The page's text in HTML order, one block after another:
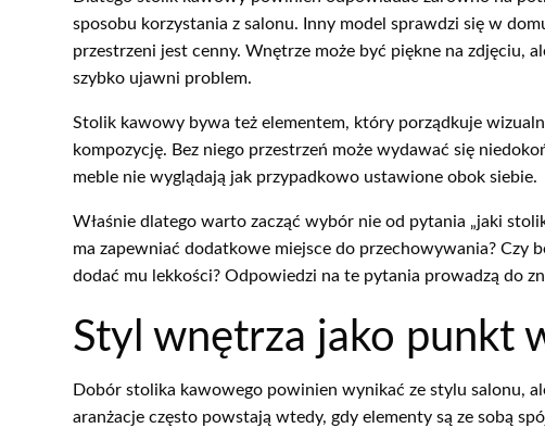
sposobu korzystania z salonu. Inny model sprawdzi się w
przestrzeni jest cenny. Wnętrze może być piękne na zdjęciu,
szybko ujawni problem.
Stolik kawowy bywa też elementem, który porządkuje
kompozycję. Bez niego przestrzeń może wydawać się
meble nie wyglądają jak przypadkowo ustawione obok siebie.
Właśnie dlatego warto zacząć wybór nie od pytania „jaki
ma zapewniać dodatkowe miejsce do przechowywania? Czy
dodać mu lekkości? Odpowiedzi na te pytania prowadzą do
Styl wnętrza jako punkt
Dobór stolika kawowego powinien wynikać ze stylu salonu,
aranżacje często powstają wtedy, gdy elementy są ze sobą